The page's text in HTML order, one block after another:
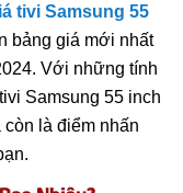
tivi Samsung 55
bảng giá mới nhất
Với những tính
Samsung 55 inch
là điểm nhấn